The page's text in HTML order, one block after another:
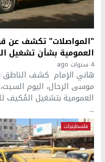
"المواصلات" تكشف عن
العمومية بشأن تشغيل
4 سنوات ago
هاني الإمام كشف الناطق
موسى الرحال، اليوم
العمومية بتشغيل المُكيف
...
فلسطينيات